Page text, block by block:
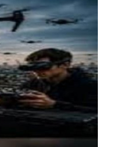
علوم وتكنولوجيا
محافظات